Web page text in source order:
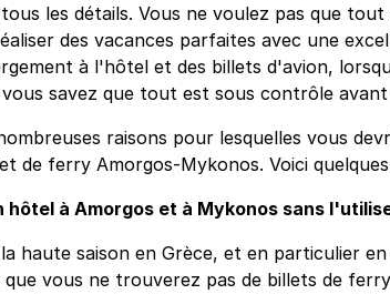
les détails. Vous ne voulez pas que tout
des vacances parfaites avec une
à l'hôtel et des billets d'avion,
savez que tout est sous contrôle avant
raisons pour lesquelles vous
de ferry Amorgos-Mykonos. Voici
hôtel à Amorgos et à Mykonos sans
haute saison en Grèce, et en particulier
que vous ne trouverez pas de billets de